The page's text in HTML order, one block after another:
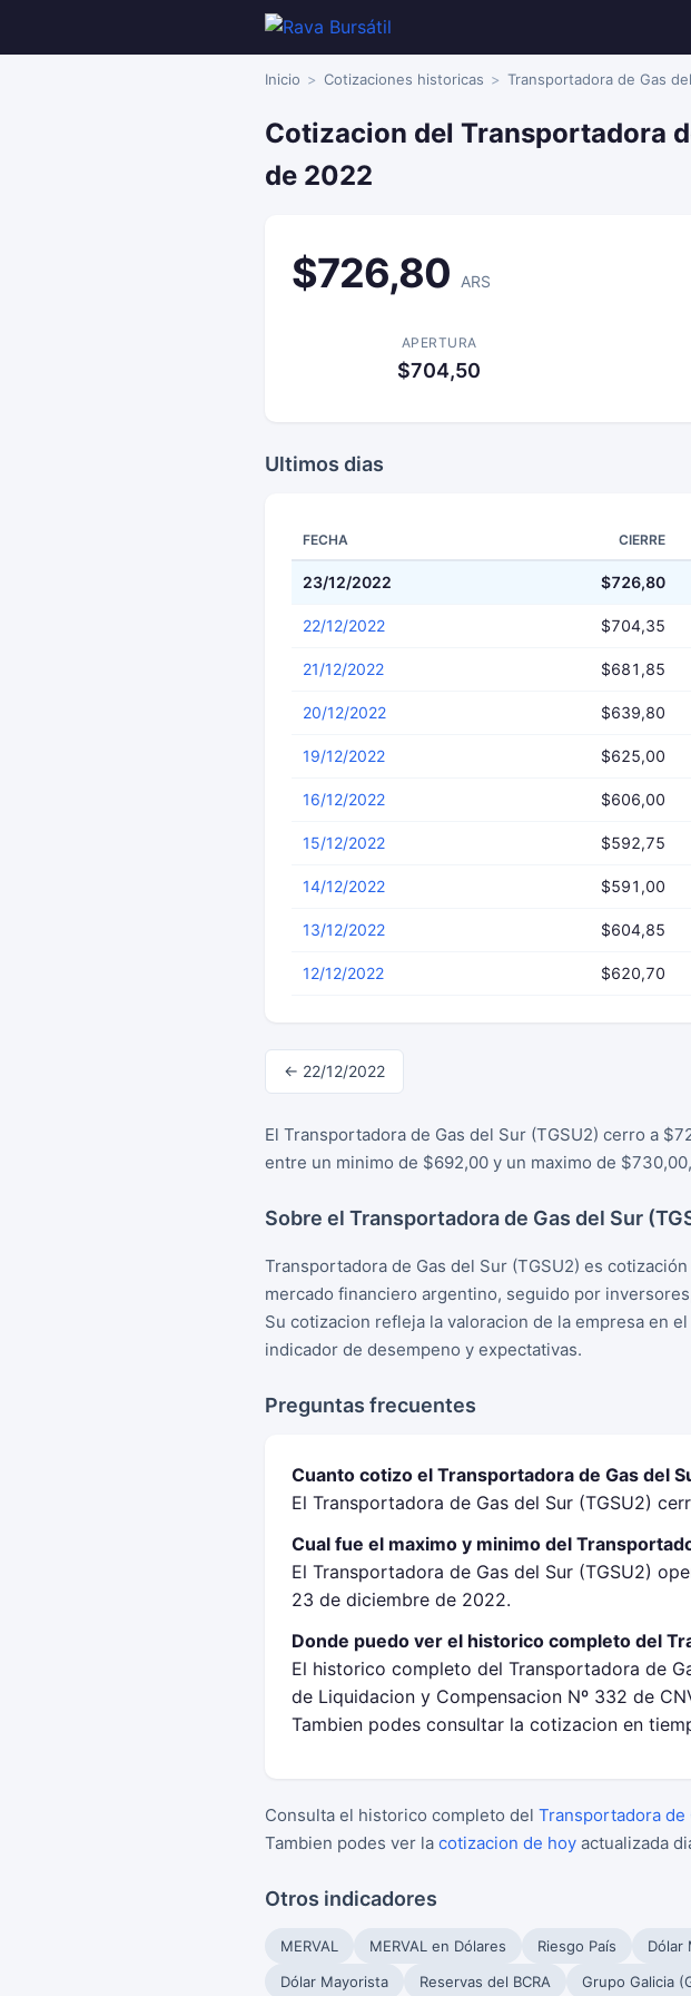
Inicio Cotizaciones historicas Transportadora de Gas
Cotizacion del Transportadora
de 2022
$726,80 ARS
APERTURA
$704,50
Ultimos dias
FECHA CIERRE
23/12/2022 $726,80
22/12/2022 $704,35
21/12/2022 $681,85
20/12/2022 $639,80
19/12/2022 $625,00
16/12/2022 $606,00
15/12/2022 $592,75
14/12/2022 $591,00
13/12/2022 $604,85
12/12/2022 $620,70
← 22/12/2022
El Transportadora de Gas del Sur (TGSU2) cerro a
entre un minimo de $692,00 y un maximo de
Sobre el Transportadora de Gas del Sur
Transportadora de Gas del Sur (TGSU2) es
mercado financiero argentino, seguido por
Su cotizacion refleja la valoracion de la empresa en
indicador de desempeno y expectativas.
Preguntas frecuentes
Cuanto cotizo el Transportadora de Gas del
El Transportadora de Gas del Sur (TGSU2)
Cual fue el maximo y minimo del
El Transportadora de Gas del Sur (TGSU2)
23 de diciembre de 2022.
Donde puedo ver el historico completo del
El historico completo del Transportadora de
de Liquidacion y Compensacion Nº 332 de
Tambien podes consultar la cotizacion en
Consulta el historico completo del Transportadora de
Tambien podes ver la cotizacion de hoy actualizada
Otros indicadores
MERVAL MERVAL en Dólares Riesgo País Dólar
Dólar Mayorista
Reservas del BCRA Grupo Galicia